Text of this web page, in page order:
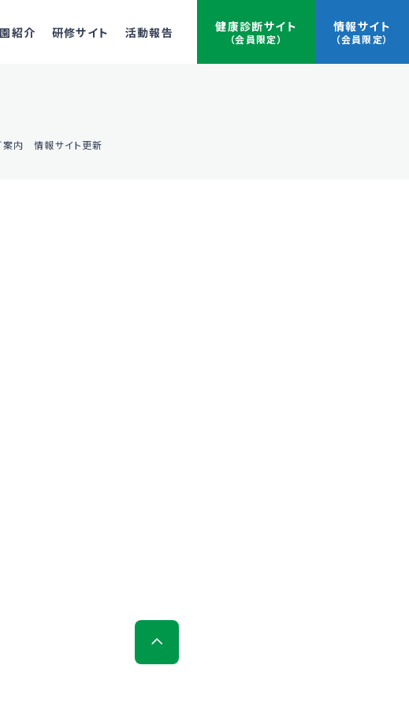
紹介 研修サイト 活動報告 健康診断サイト
（会員限定）
情報サイト
（会員限定）
案内 情報サイト更新